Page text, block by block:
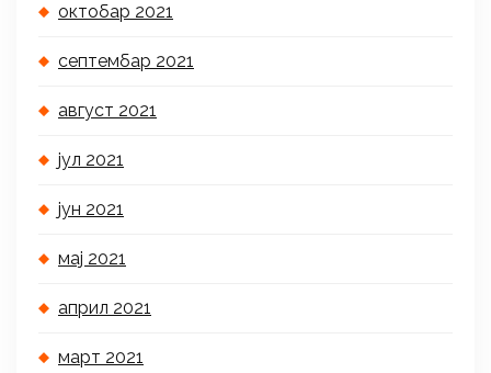
октобар 2021
септембар 2021
август 2021
јул 2021
јун 2021
мај 2021
април 2021
март 2021